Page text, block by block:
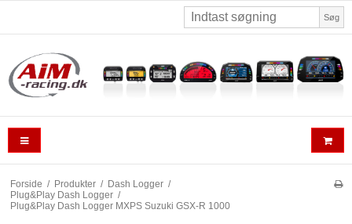
Søg
Forside / Produkter / Dash Logger /
Plug&Play Dash Logger /
Plug&Play Dash Logger MXPS Suzuki GSX-R 1000